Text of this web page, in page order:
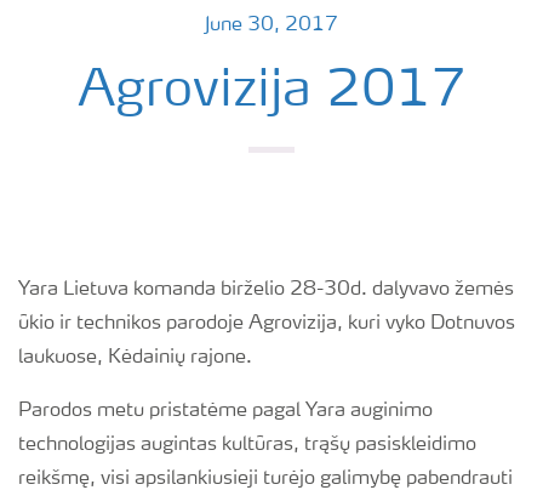
June 30, 2017
Agrovizija 2017
Yara Lietuva komanda birželio 28-30d. dalyvavo žemės
ūkio ir technikos parodoje Agrovizija, kuri vyko Dotnuvos
laukuose, Kėdainių rajone.
Parodos metu pristatėme pagal Yara auginimo
technologijas augintas kultūras, trąšų pasiskleidimo
reikšmę, visi apsilankiusieji turėjo galimybę pabendrauti